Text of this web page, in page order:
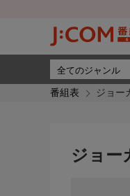
番組表 ジョー
ジョー